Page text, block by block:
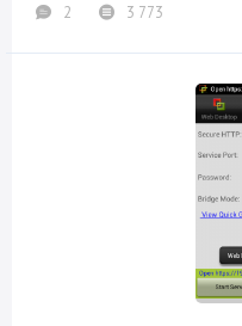
2
3 773